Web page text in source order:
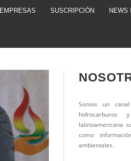
EMPRESAS SUSCRIPCIÓN NEWS
Somos un
hidrocarburos
latinoamericana
como
ambientales.